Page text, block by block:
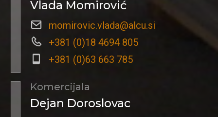
Vlada Momirović
momirovic.vlada@alcu.si
+381 (0)18 4694 805
+381 (0)63 663 785
Komercijala
Dejan Doroslovac